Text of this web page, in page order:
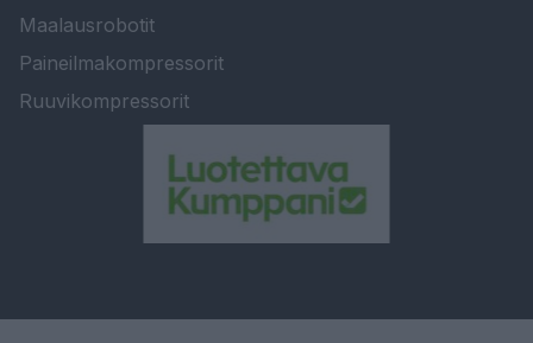
Maalausrobotit
Paineilmakompressorit
Ruuvikompressorit